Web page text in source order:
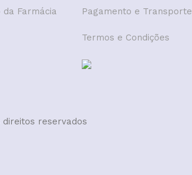
da Farmácia Pagamento e Transporte
Termos e Condições
direitos reservados